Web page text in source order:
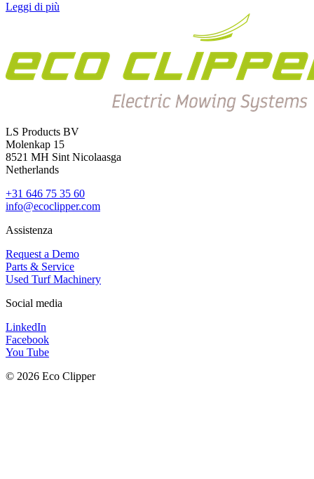
Leggi di più
LS Products BV
Molenkap 15
8521 MH Sint Nicolaasga
Netherlands
+31 646 75 35 60
info@ecoclipper.com
Assistenza
Request a Demo
Parts & Service
Used Turf Machinery
Social media
LinkedIn
Facebook
You Tube
© 2026 Eco Clipper